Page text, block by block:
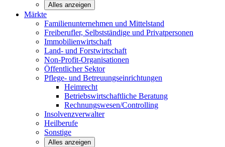
Alles anzeigen
Märkte
Familienunternehmen und Mittelstand
Freiberufler, Selbstständige und Privatpersonen
Immobilienwirtschaft
Land- und Forstwirtschaft
Non-Profit-Organisationen
Öffentlicher Sektor
Pflege- und Betreuungseinrichtungen
Heimrecht
Betriebswirtschaftliche Beratung
Rechnungswesen/Controlling
Insolvenzverwalter
Heilberufe
Sonstige
Alles anzeigen